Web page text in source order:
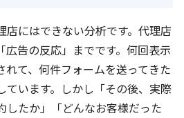
店にはできない分析です。代理店
広告の反応」までです。何回表示
れて、何件フォームを送ってきた
います。しかし「その後、実際
したか」「どんなお客様だった